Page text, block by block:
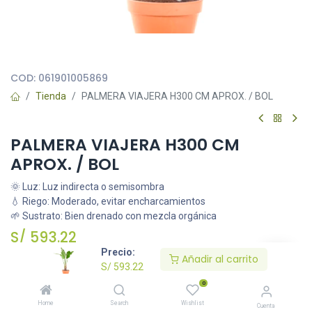
Precio:
S/ 593.22
Añadir al carrito
Home Search
0
Wishlist Cuenta
COD: 061901005869
Tienda PALMERA VIAJERA H300 CM APROX. / BOL
PALMERA VIAJERA H300 CM
APROX. / BOL
🌞 Luz: Luz indirecta o semisombra
💧 Riego: Moderado, evitar encharcamientos
🌱 Sustrato: Bien drenado con mezcla orgánica
S/ 593.22
Añadir al carrito